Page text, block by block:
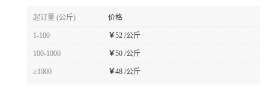
起订量 (公斤) 价格
1-100 ￥52 /公斤
100-1000 ￥50 /公斤
≥1000 ￥48 /公斤